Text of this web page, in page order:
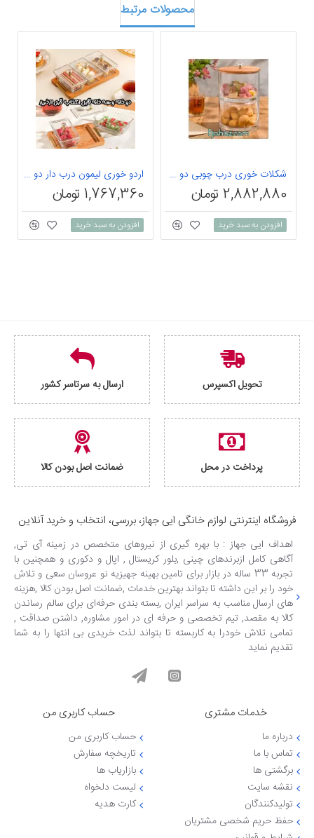
محصولات مرتبط
شکلات خوری درب چوبی دو طبقه لیمون
2,882,880 تومان
افزودن به سبد خرید
اردو خوری لیمون درب دار دو و سه خانه
1,767,360 تومان
افزودن به سبد خرید
تحویل اکسپرس ارسال به سرتاسر کشور
پرداخت در محل ضمانت اصل بودن کالا
فروشگاه اینترنتی لوازم خانگی ایی جهاز، بررسی، انتخاب و خرید آنلاین
اهداف ایی جهاز : با بهره گیری از نیروهای متخصص در زمینه آی تی,
آگاهی کامل ازبرندهای چینی ,بلور کریستال , اپال و دکوری و همچنین با
تجربه 33 ساله در بازار برای تامین بهینه جهیزیه نو عروسان سعی و تلاش
خود را بر این داشته تا بتواند بهترین خدمات ,ضمانت اصل بودن کالا ,هزینه
های ارسال مناسب به سراسر ایران ,بسته بندی حرفه‌ای برای سالم رساندن
کالا به مقصد, تیم تخصصی و حرفه ای در امور مشاوره, داشتن صداقت ,
تمامی تلاش خودرا به کاربسته تا بتواند لذت خریدی بی انتها را به شما
تقدیم نماید
خدمات مشتری
درباره ما
تماس با ما
برگشتی ها
نقشه سایت
تولیدکنندگان
حفظ حریم شخصی مشتریان
حساب کاربری من
حساب کاربری من
تاریخچه سفارش
بازاریاب ها
لیست دلخواه
کارت هدیه